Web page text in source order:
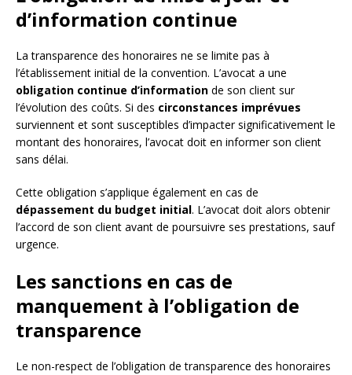
d’information continue
La transparence des honoraires ne se limite pas à
l’établissement initial de la convention. L’avocat a une
obligation continue d’information de son client sur
l’évolution des coûts. Si des circonstances imprévues
surviennent et sont susceptibles d’impacter significativement le
montant des honoraires, l’avocat doit en informer son client
sans délai.
Cette obligation s’applique également en cas de
dépassement du budget initial. L’avocat doit alors obtenir
l’accord de son client avant de poursuivre ses prestations, sauf
urgence.
Les sanctions en cas de
manquement à l’obligation de
transparence
Le non-respect de l’obligation de transparence des honoraires